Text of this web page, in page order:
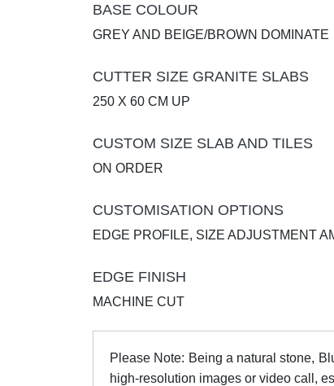
BASE COLOUR
GREY AND BEIGE/BROWN DOMINATE
CUTTER SIZE GRANITE SLABS
250 X 60 CM UP
CUSTOM SIZE SLAB AND TILES
ON ORDER
CUSTOMISATION OPTIONS
EDGE PROFILE, SIZE ADJUSTMENT
EDGE FINISH
MACHINE CUT
Please Note: Being a natural stone,
high-resolution images or video call,